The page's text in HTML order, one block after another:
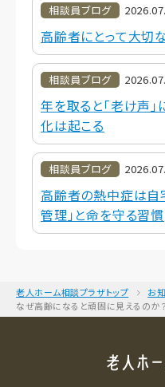
相談員ブログ
高齢者にとって大切な
相談員ブログ
年を取ると「老け声
化は起こる
相談員ブログ
高齢者の熱中症は自
管理」と命を守る習慣
老人ホーム相談プラザトップ
お
なぜ高齢になると頑固に見えるのか